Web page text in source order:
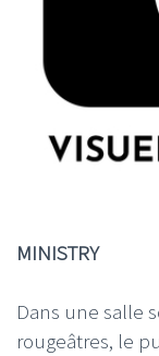
MINISTRY
Dans une salle
rougeâtres, le